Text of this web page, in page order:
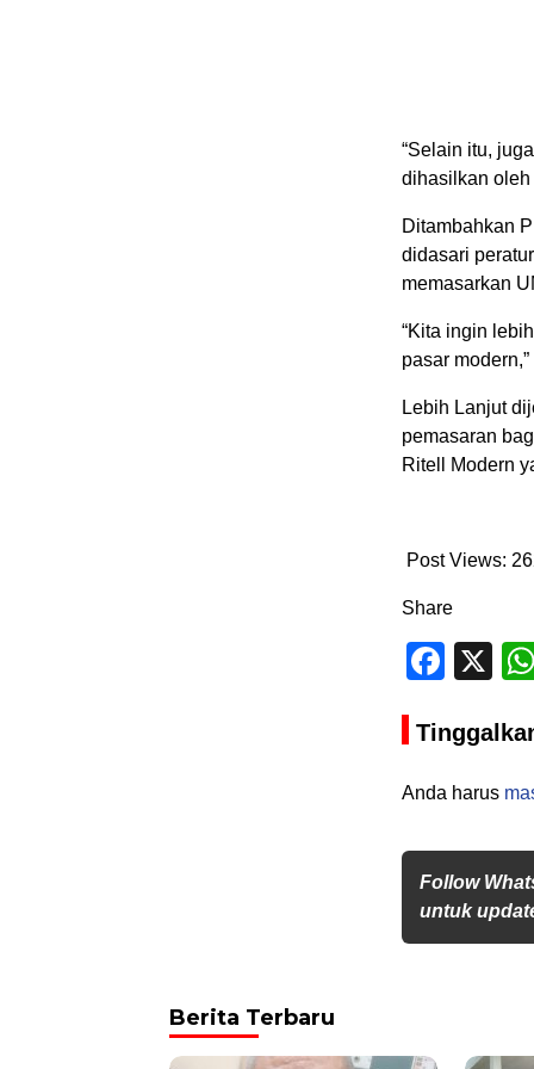
“Selain itu,
dihasilkan
Ditambahkan
didasari
memasarkan
“Kita ingin
pasar
Lebih Lanjut
pemasaran
Ritell Modern
Post Views:
Share
X
Anda harus
Follow
untuk
Berita Terbaru